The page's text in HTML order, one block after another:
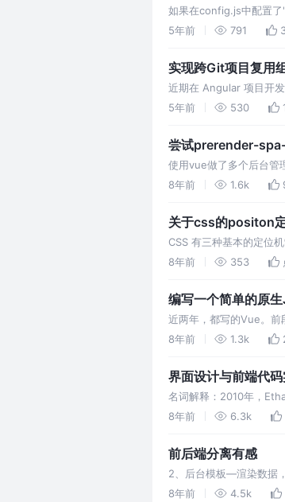
如果在config.js中配置了
5年前
791
实现跨Git项目复用
近期在 Angular 项目开
家决定增加一个 Git 仓
5年前 530
尝试prerender-
使用vue做了多个后台管
懒加载，减少首次加载
8年前 1.6k
关于css的positon
CSS 有三种基本的定位
http://
8年前 353
编写一个简单的原
近两年，都写的Vue。前
面，所以采用zepto的框
8年前 1.3k
界面设计与前端代
名词解释：2010年，
识别屏幕宽度、并做出
8年前 6.3k
前后端分离有感
2、后台模板—渲染数据
—相爱想杀 A、相互依
8年前 4.5k